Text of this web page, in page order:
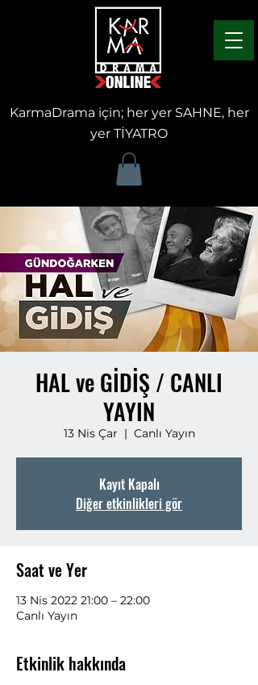
KarmaDrama için; her yer SAHNE, her
yer TİYATRO
HAL ve GİDİŞ / CANLI
YAYIN
13 Nis Çar
  |
Canlı Yayın
Kayıt Kapalı
Diğer etkinlikleri gör
Saat ve Yer
13 Nis 2022 21:00 – 22:00
Canlı Yayın
Etkinlik hakkında